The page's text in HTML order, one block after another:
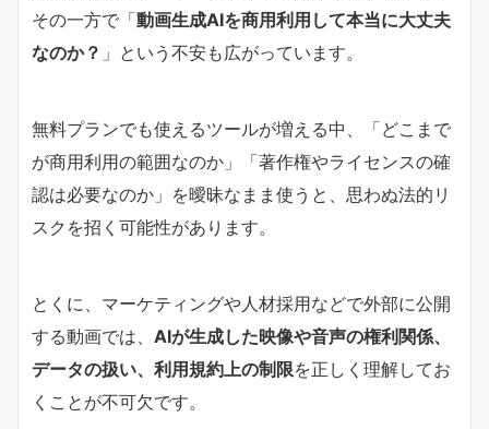
その一方で「動画生成AIを商用利用して本当に大丈夫
なのか？ 」という不安も広がっています。
無料プランでも使えるツールが増える中、「どこまで
が商用利用の範囲なのか」「著作権やライセンスの確
認は必要なのか」を曖昧なまま使うと、思わぬ法的リ
スクを招く可能性があります。
とくに、マーケティングや人材採用などで外部に公開
する動画では、 AIが生成した映像や音声の権利関係、
データの扱い、利用規約上の制限を正しく理解してお
くことが不可欠です。